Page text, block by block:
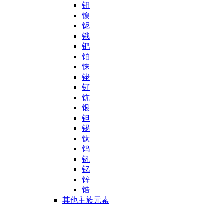
钼
镍
铌
锇
钯
铂
铼
铑
钌
钪
银
钽
锡
钛
钨
钒
钇
锌
锆
其他主族元素